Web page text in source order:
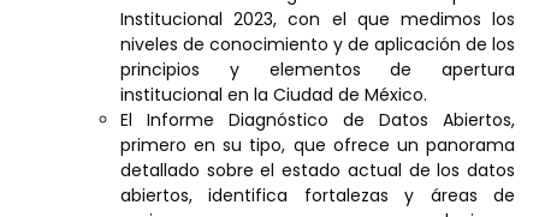
Institucional 2023, con el que medimos los
niveles de conocimiento y de aplicación de los
principios y elementos de apertura
institucional en la Ciudad de México.
El Informe Diagnóstico de Datos Abiertos,
primero en su tipo, que ofrece un panorama
detallado sobre el estado actual de los datos
abiertos, identifica fortalezas y áreas de